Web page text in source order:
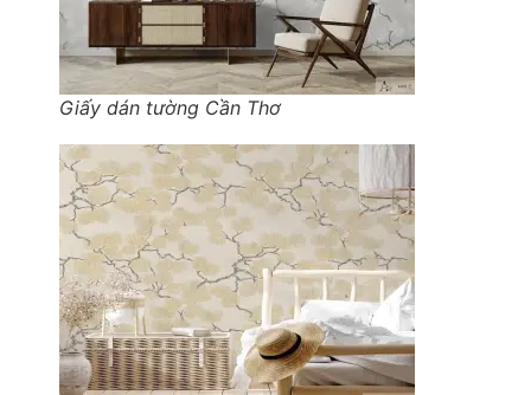
Giấy dán tường Cần Thơ